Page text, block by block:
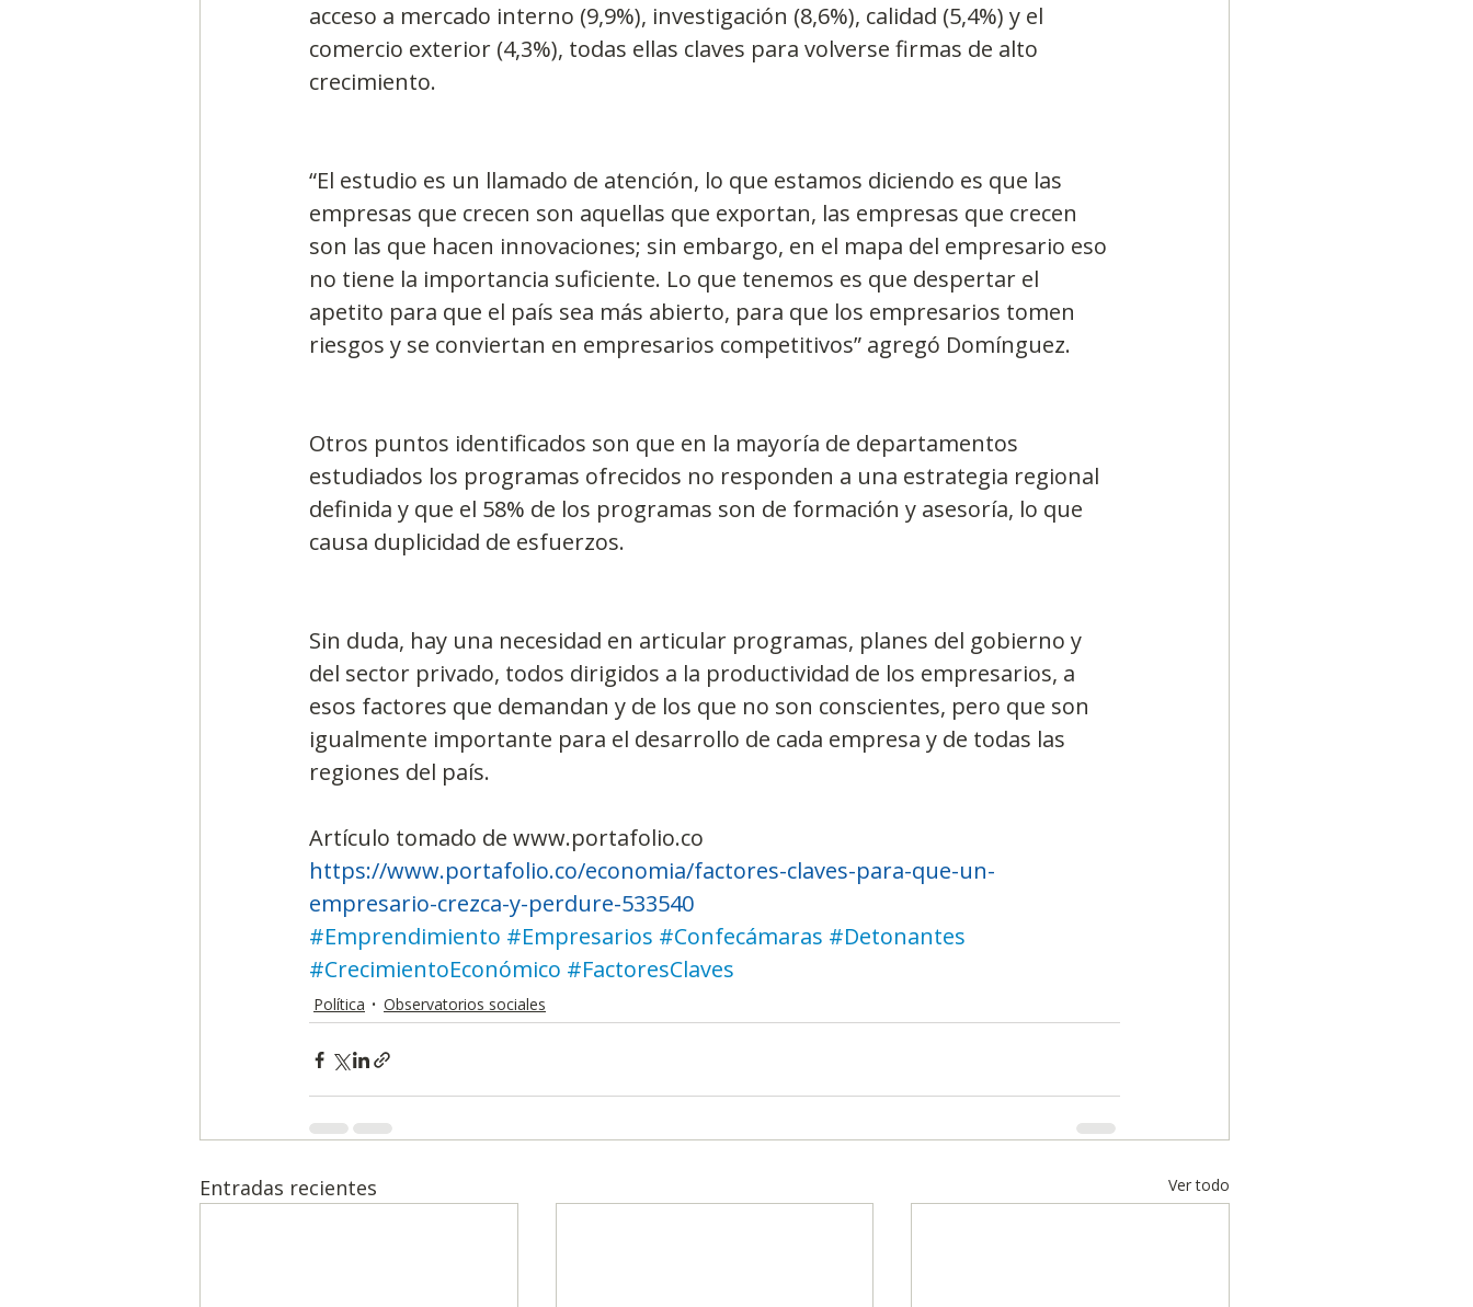
acceso a mercado interno (9,9%), investigación (8,6%), calidad (5,4%) y el
comercio exterior (4,3%), todas ellas claves para volverse firmas de alto
crecimiento.
“El estudio es un llamado de atención, lo que estamos diciendo es que las
empresas que crecen son aquellas que exportan, las empresas que crecen
son las que hacen innovaciones; sin embargo, en el mapa del empresario eso
no tiene la importancia suficiente. Lo que tenemos es que despertar el
apetito para que el país sea más abierto, para que los empresarios tomen
riesgos y se conviertan en empresarios competitivos” agregó Domínguez.
Otros puntos identificados son que en la mayoría de departamentos
estudiados los programas ofrecidos no responden a una estrategia regional
definida y que el 58% de los programas son de formación y asesoría, lo que
causa duplicidad de esfuerzos.
Sin duda, hay una necesidad en articular programas, planes del gobierno y
del sector privado, todos dirigidos a la productividad de los empresarios, a
esos factores que demandan y de los que no son conscientes, pero que son
igualmente importante para el desarrollo de cada empresa y de todas las
regiones del país.
Artículo tomado de www.portafolio.co
https://www.portafolio.co/economia/factores-claves-para-que-un-
empresario-crezca-y-perdure-533540
#Emprendimiento #Empresarios #Confecámaras #Detonantes
#CrecimientoEconómico #FactoresClaves
Política Observatorios sociales
Entradas recientes Ver todo